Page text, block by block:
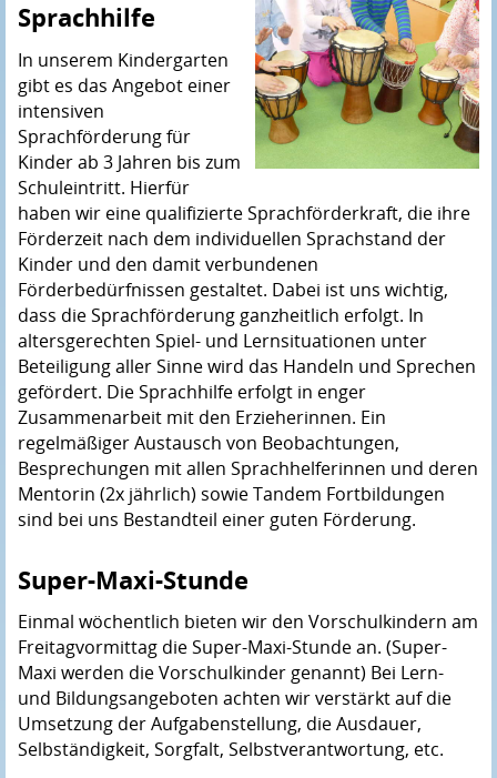
Sprachhilfe
In unserem Kindergarten
gibt es das Angebot einer
intensiven
Sprachförderung für
Kinder ab 3 Jahren bis zum
Schuleintritt. Hierfür
haben wir eine qualifizierte Sprachförderkraft, die ihre
Förderzeit nach dem individuellen Sprachstand der
Kinder und den damit verbundenen
Förderbedürfnissen gestaltet. Dabei ist uns wichtig,
dass die Sprachförderung ganzheitlich erfolgt. In
altersgerechten Spiel- und Lernsituationen unter
Beteiligung aller Sinne wird das Handeln und Sprechen
gefördert. Die Sprachhilfe erfolgt in enger
Zusammenarbeit mit den Erzieherinnen. Ein
regelmäßiger Austausch von Beobachtungen,
Besprechungen mit allen Sprachhelferinnen und deren
Mentorin (2x jährlich) sowie Tandem Fortbildungen
sind bei uns Bestandteil einer guten Förderung.
Super-Maxi-Stunde
Einmal wöchentlich bieten wir den Vorschulkindern am
Freitagvormittag die Super-Maxi-Stunde an. (Super-
Maxi werden die Vorschulkinder genannt) Bei Lern-
und Bildungsangeboten achten wir verstärkt auf die
Umsetzung der Aufgabenstellung, die Ausdauer,
Selbständigkeit, Sorgfalt, Selbstverantwortung, etc.